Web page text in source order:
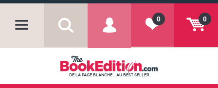
0
0
DE LA PAGE BLANCHE... AU BEST SELLER